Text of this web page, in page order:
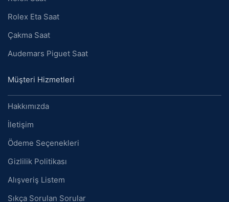
Rolex Eta Saat
Çakma Saat
Audemars Piguet Saat
Müşteri Hizmetleri
Hakkımızda
İletişim
Ödeme Seçenekleri
Gizlilik Politikası
Alışveriş Listem
Sıkça Sorulan Sorular